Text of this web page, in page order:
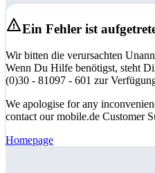
Ein Fehler ist
Wir bitten die verursachten
Wenn Du Hilfe benötigst, steht
(0)30 - 81097 - 601 zur
We apologise for any
contact our mobile.de Customer
Homepage